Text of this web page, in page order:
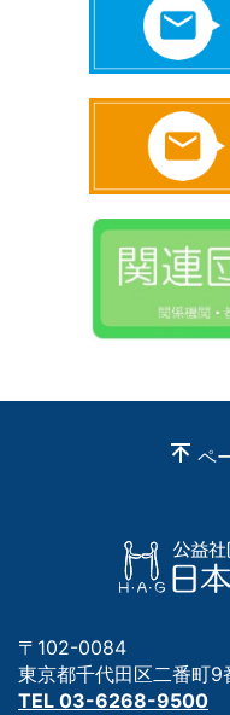
ペ
〒102-0084
東京都千代田区二番町9
TEL 03-6268-9500